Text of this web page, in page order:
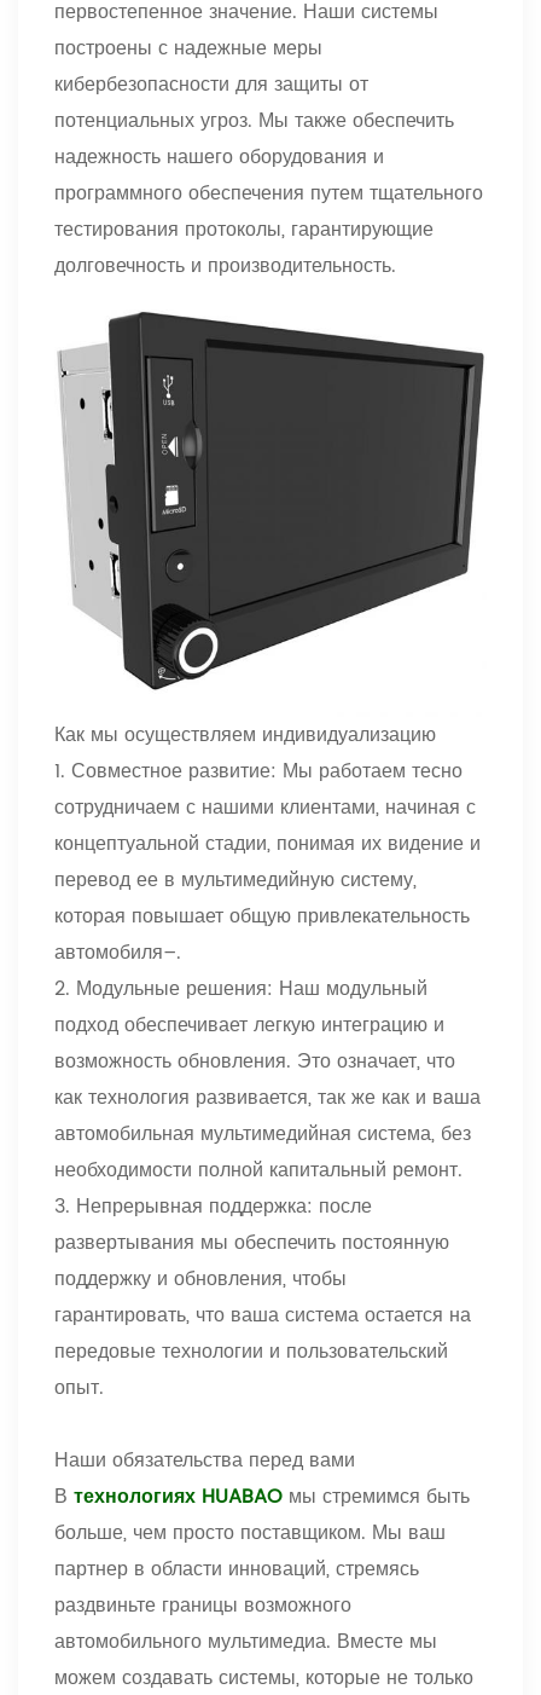
первостепенное значение. Наши системы
построены с надежные меры
кибербезопасности для защиты от
потенциальных угроз. Мы также обеспечить
надежность нашего оборудования и
программного обеспечения путем тщательного
тестирования протоколы, гарантирующие
долговечность и производительность.
Как мы осуществляем индивидуализацию
1. Совместное развитие: Мы работаем тесно
сотрудничаем с нашими клиентами, начиная с
концептуальной стадии, понимая их видение и
перевод ее в мультимедийную систему,
которая повышает общую привлекательность
автомобиля–.
2. Модульные решения: Наш модульный
подход обеспечивает легкую интеграцию и
возможность обновления. Это означает, что
как технология развивается, так же как и ваша
автомобильная мультимедийная система, без
необходимости полной капитальный ремонт.
3. Непрерывная поддержка: после
развертывания мы обеспечить постоянную
поддержку и обновления, чтобы
гарантировать, что ваша система остается на
передовые технологии и пользовательский
опыт.
Наши обязательства перед вами
В технологиях HUABAO мы стремимся быть
больше, чем просто поставщиком. Мы ваш
партнер в области инноваций, стремясь
раздвиньте границы возможного
автомобильного мультимедиа. Вместе мы
можем создавать системы, которые не только